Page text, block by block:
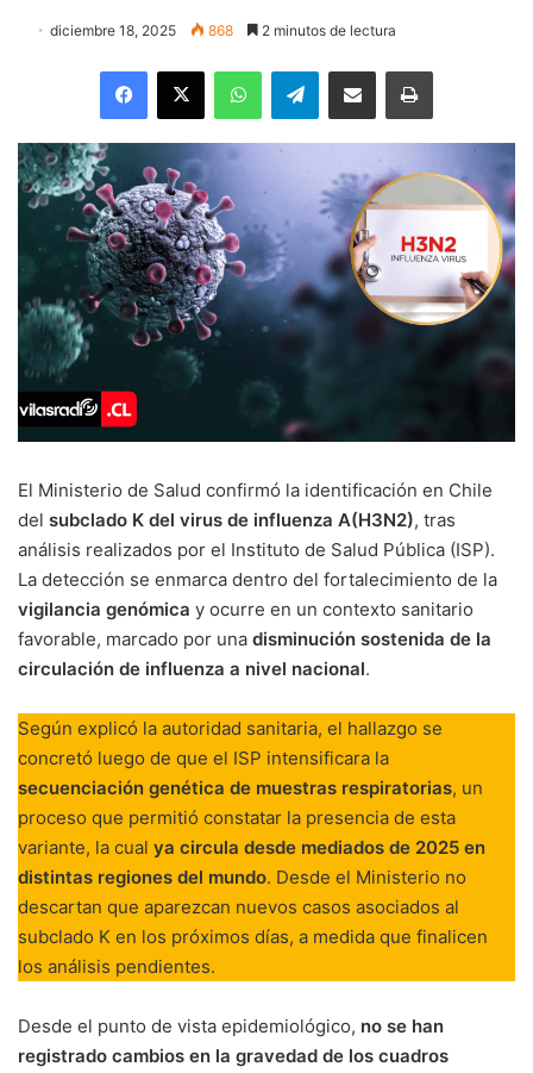
diciembre 18, 2025 868 2 minutos de lectura
Facebook
X WhatsAppTelegramEnviar vía email Imprimir
El Ministerio de Salud confirmó la identificación en Chile
del subclado K del virus de influenza A(H3N2), tras
análisis realizados por el Instituto de Salud Pública (ISP).
La detección se enmarca dentro del fortalecimiento de la
vigilancia genómica y ocurre en un contexto sanitario
favorable, marcado por una disminución sostenida de la
circulación de influenza a nivel nacional.
Según explicó la autoridad sanitaria, el hallazgo se
concretó luego de que el ISP intensificara la
secuenciación genética de muestras respiratorias, un
proceso que permitió constatar la presencia de esta
variante, la cual ya circula desde mediados de 2025 en
distintas regiones del mundo. Desde el Ministerio no
descartan que aparezcan nuevos casos asociados al
subclado K en los próximos días, a medida que finalicen
los análisis pendientes.
Desde el punto de vista epidemiológico, no se han
registrado cambios en la gravedad de los cuadros